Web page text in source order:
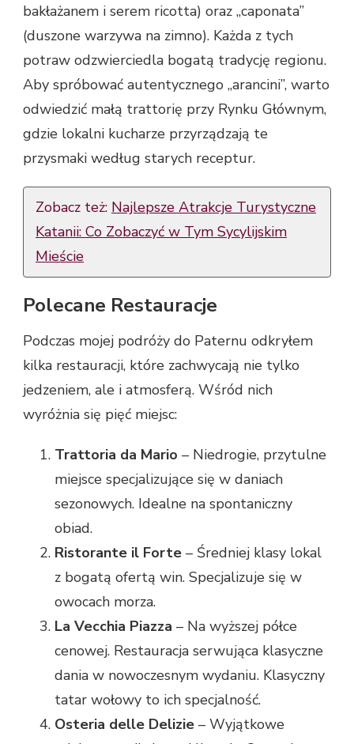
bakłażanem i serem ricotta) oraz „caponata”
(duszone warzywa na zimno). Każda z tych
potraw odzwierciedla bogatą tradycję regionu.
Aby spróbować autentycznego „arancini”, warto
odwiedzić małą trattorię przy Rynku Głównym,
gdzie lokalni kucharze przyrządzają te
przysmaki według starych receptur.
Zobacz też: Najlepsze Atrakcje Turystyczne
Katanii: Co Zobaczyć w Tym Sycylijskim
Mieście
Polecane Restauracje
Podczas mojej podróży do Paternu odkryłem
kilka restauracji, które zachwycają nie tylko
jedzeniem, ale i atmosferą. Wśród nich
wyróżnia się pięć miejsc:
Trattoria da Mario – Niedrogie, przytulne
miejsce specjalizujące się w daniach
sezonowych. Idealne na spontaniczny
obiad.
Ristorante il Forte – Średniej klasy lokal
z bogatą ofertą win. Specjalizuje się w
owocach morza.
La Vecchia Piazza – Na wyższej półce
cenowej. Restauracja serwująca klasyczne
dania w nowoczesnym wydaniu. Klasyczny
tatar wołowy to ich specjalność.
Osteria delle Delizie – Wyjątkowe